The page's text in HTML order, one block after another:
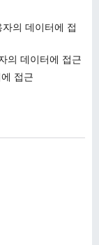
의 데이터에 접
의 데이터에 접근
접근